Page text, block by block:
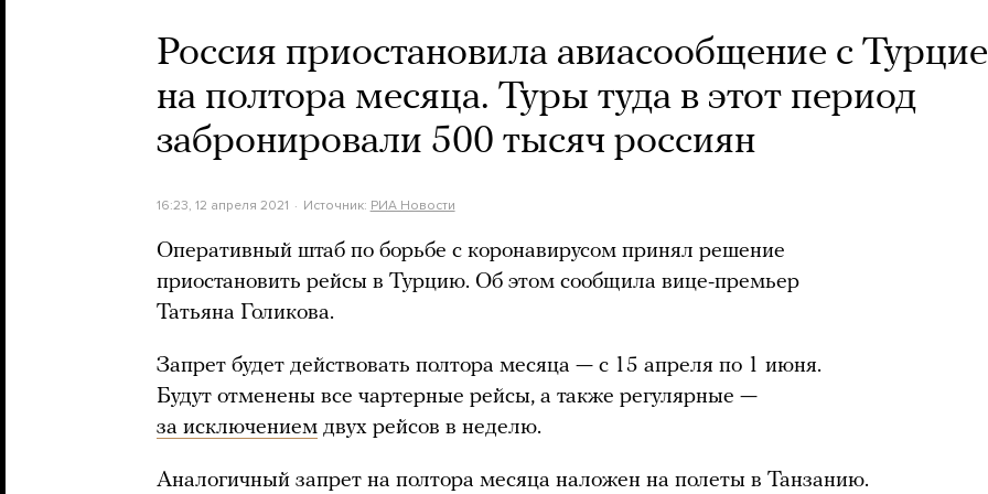
Россия приостановила авиасообщение с
на полтора месяца. Туры туда в этот период
забронировали 500 тысяч россиян
16:23, 12 апреля 2021 Источник: РИА Новости
Оперативный штаб по борьбе с коронавирусом принял решение
приостановить рейсы в Турцию. Об этом сообщила вице-премьер
Татьяна Голикова.
Запрет будет действовать полтора месяца — с 15 апреля по 1 июня.
Будут отменены все чартерные рейсы, а также регулярные —
за исключением двух рейсов в неделю.
Аналогичный запрет на полтора месяца наложен на полеты в Танзанию.